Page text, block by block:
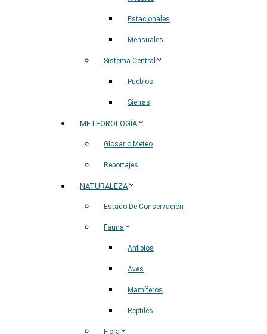
Estacionales
Mensuales
Sistema Central
Pueblos
Sierras
METEOROLOGÍA
Glosario Meteo
Reportajes
NATURALEZA
Estado De Conservación
Fauna
Anfibios
Aves
Mamíferos
Reptiles
Flora